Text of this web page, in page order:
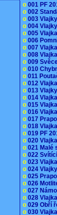
o 001 PF
o 002
o 003
o 004
o 005
o 006
o 007
o 008
o 009
o 010
o 011
o 012
o 013
o 014
o 015
o 016
o 017
o 018
o 019 PF
o 020
o 021 Malé
o 022
o 023
o 024
o 025
o 026
o 027
o 028
o 029 Obří
o 030